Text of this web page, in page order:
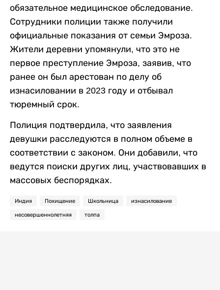
обязательное медицинское обследование.
Сотрудники полиции также получили
официальные показания от семьи Эмроза.
Жители деревни упомянули, что это не
первое преступление Эмроза, заявив, что
ранее он был арестован по делу об
изнасиловании в 2023 году и отбывал
тюремный срок.
Полиция подтвердила, что заявления
девушки расследуются в полном объеме в
соответствии с законом. Они добавили, что
ведутся поиски других лиц, участвовавших в
массовых беспорядках.
Индия Похищение Школьница изнасилование
несовершеннолетняя толпа